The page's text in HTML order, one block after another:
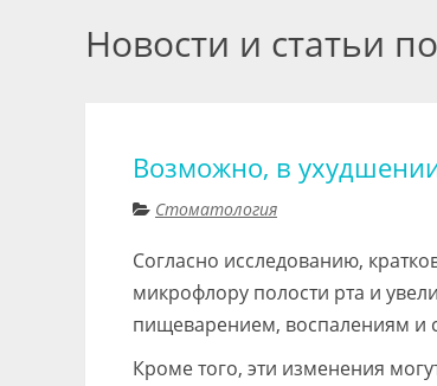
Новости и статьи
Возможно, в
Стоматология
Согласно исследованию,
микрофлору полости рта и
пищеварением, воспалениям и
Кроме того, эти изменения